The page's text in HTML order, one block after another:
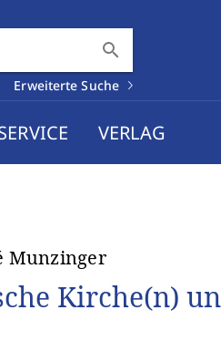
search
Erweiterte Suche
VERLAG
Munzinger
Kirche(n)